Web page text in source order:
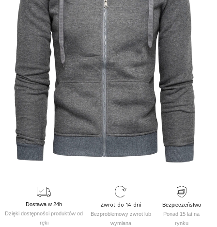
Dostawa w 24h
Dzięki dostępności produktów od
ręki
Zwrot do 14 dni
Bezproblemowy zwrot lub
wymiana
Bezpieczeństwo
Ponad 15 lat na
rynku